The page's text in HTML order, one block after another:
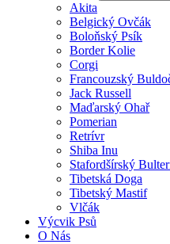
Akita
Belgický Ovčák
Boloňský Psík
Border Kolie
Corgi
Francouzský
Jack Russell
Maďarský Ohař
Pomerian
Retrívr
Shiba Inu
Stafordšírský
Tibetská Doga
Tibetský Mastif
Vlčák
Výcvik Psů
O Nás